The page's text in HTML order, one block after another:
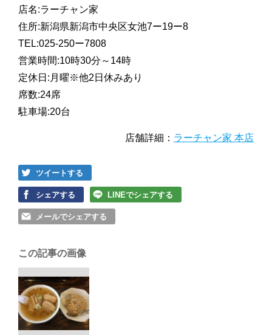
店名:ラーチャン家
住所:新潟県新潟市中央区女池7ー19ー8
TEL:025-250ー7808
営業時間:10時30分～14時
定休日:月曜※他2日休みあり
席数:24席
駐車場:20台
店舗詳細： ラーチャン家 本店
ツイートする
シェアする LINEでシェアする
メールでシェアする
この記事の画像